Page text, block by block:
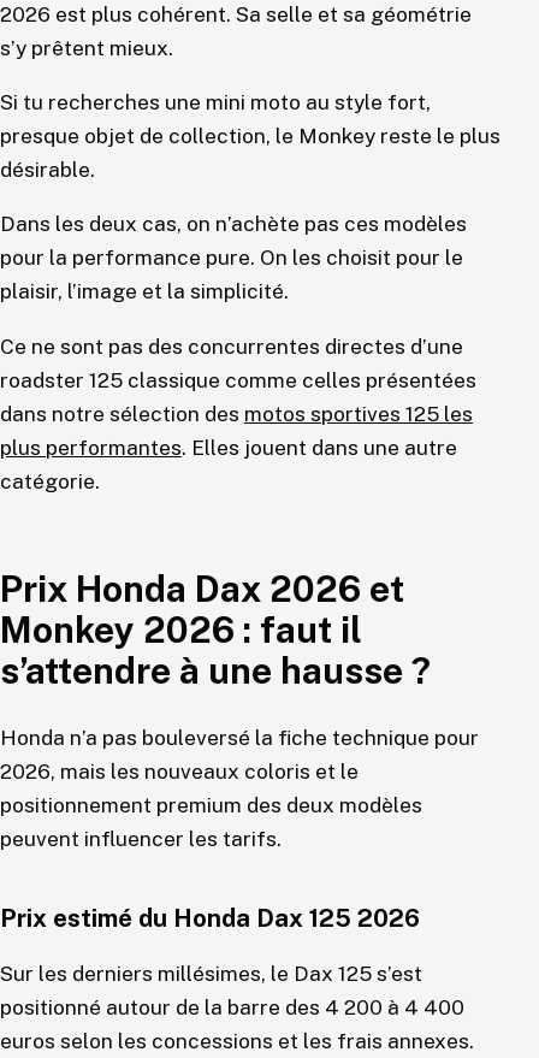
2026 est plus cohérent. Sa selle et sa géométrie
s’y prêtent mieux.
Si tu recherches une mini moto au style fort,
presque objet de collection, le Monkey reste le plus
désirable.
Dans les deux cas, on n’achète pas ces modèles
pour la performance pure. On les choisit pour le
plaisir, l’image et la simplicité.
Ce ne sont pas des concurrentes directes d’une
roadster 125 classique comme celles présentées
dans notre sélection des motos sportives 125 les
plus performantes. Elles jouent dans une autre
catégorie.
Prix Honda Dax 2026 et
Monkey 2026 : faut il
s’attendre à une hausse ?
Honda n’a pas bouleversé la fiche technique pour
2026, mais les nouveaux coloris et le
positionnement premium des deux modèles
peuvent influencer les tarifs.
Prix estimé du Honda Dax 125 2026
Sur les derniers millésimes, le Dax 125 s’est
positionné autour de la barre des 4 200 à 4 400
euros selon les concessions et les frais annexes.